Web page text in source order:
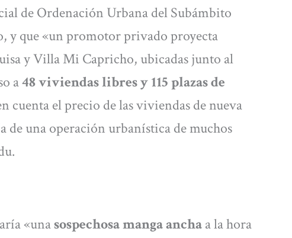
de Ordenación Urbana del Subámbito
y que «un promotor privado proyecta
y Villa Mi Capricho, ubicadas junto al
a48 viviendas libres y 115 plazas de
cuenta el precio de las viviendas de nueva
una operación urbanística de muchos
«unasospechosa manga anchaa la hora